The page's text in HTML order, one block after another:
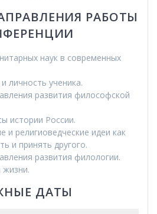
РАБОТЫ
наук в современных
личность ученика.
развития философской
истории России.
и религиоведческие идеи как
и принять другого.
развития филологии.
жизни.
ДАТЫ